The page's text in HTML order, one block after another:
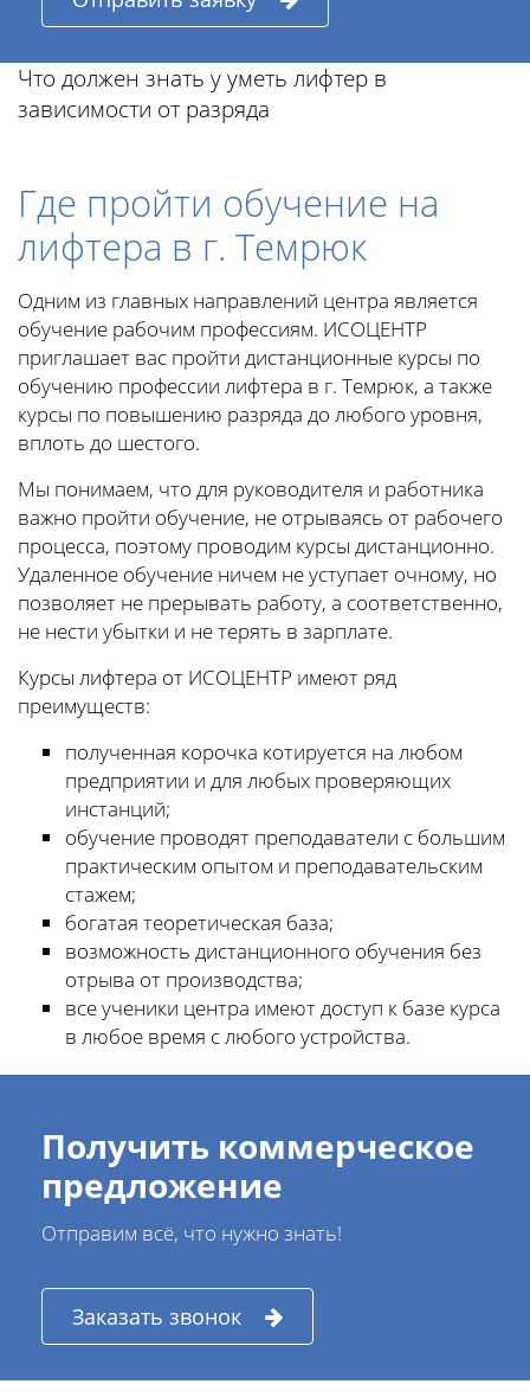
Что должен знать у уметь лифтер в
зависимости от разряда
Где пройти обучение на
лифтера в г. Темрюк
Одним из главных направлений центра является
обучение рабочим профессиям. ИСОЦЕНТР
приглашает вас пройти дистанционные курсы по
обучению профессии лифтера в г. Темрюк, а также
курсы по повышению разряда до любого уровня,
вплоть до шестого.
Мы понимаем, что для руководителя и работника
важно пройти обучение, не отрываясь от рабочего
процесса, поэтому проводим курсы дистанционно.
Удаленное обучение ничем не уступает очному, но
позволяет не прерывать работу, а соответственно,
не нести убытки и не терять в зарплате.
Курсы лифтера от ИСОЦЕНТР имеют ряд
преимуществ:
полученная корочка котируется на любом
предприятии и для любых проверяющих
инстанций;
обучение проводят преподаватели с большим
практическим опытом и преподавательским
стажем;
богатая теоретическая база;
возможность дистанционного обучения без
отрыва от производства;
все ученики центра имеют доступ к базе курса
в любое время с любого устройства.
Получить коммерческое
предложение
Отправим всё, что нужно знать!
Заказать звонок